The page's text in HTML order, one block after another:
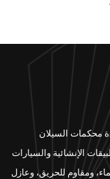
محكمات السيلان
الإنشائية والسيارات
ومقاوم للحريق، وعازل